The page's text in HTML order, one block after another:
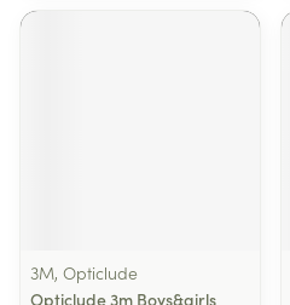
3M, Opticlude
Opticlude 3m Boys&girls